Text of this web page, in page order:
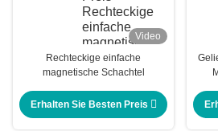
Video
Rechteckige einfache
magnetische Schachtel
Erhalten Sie Besten Preis